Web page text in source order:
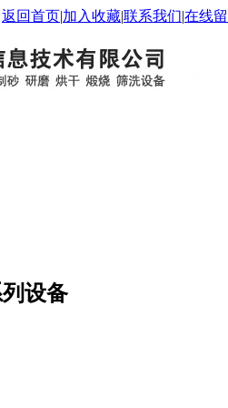
返回首页|加入收藏|联系我们|在线
设备